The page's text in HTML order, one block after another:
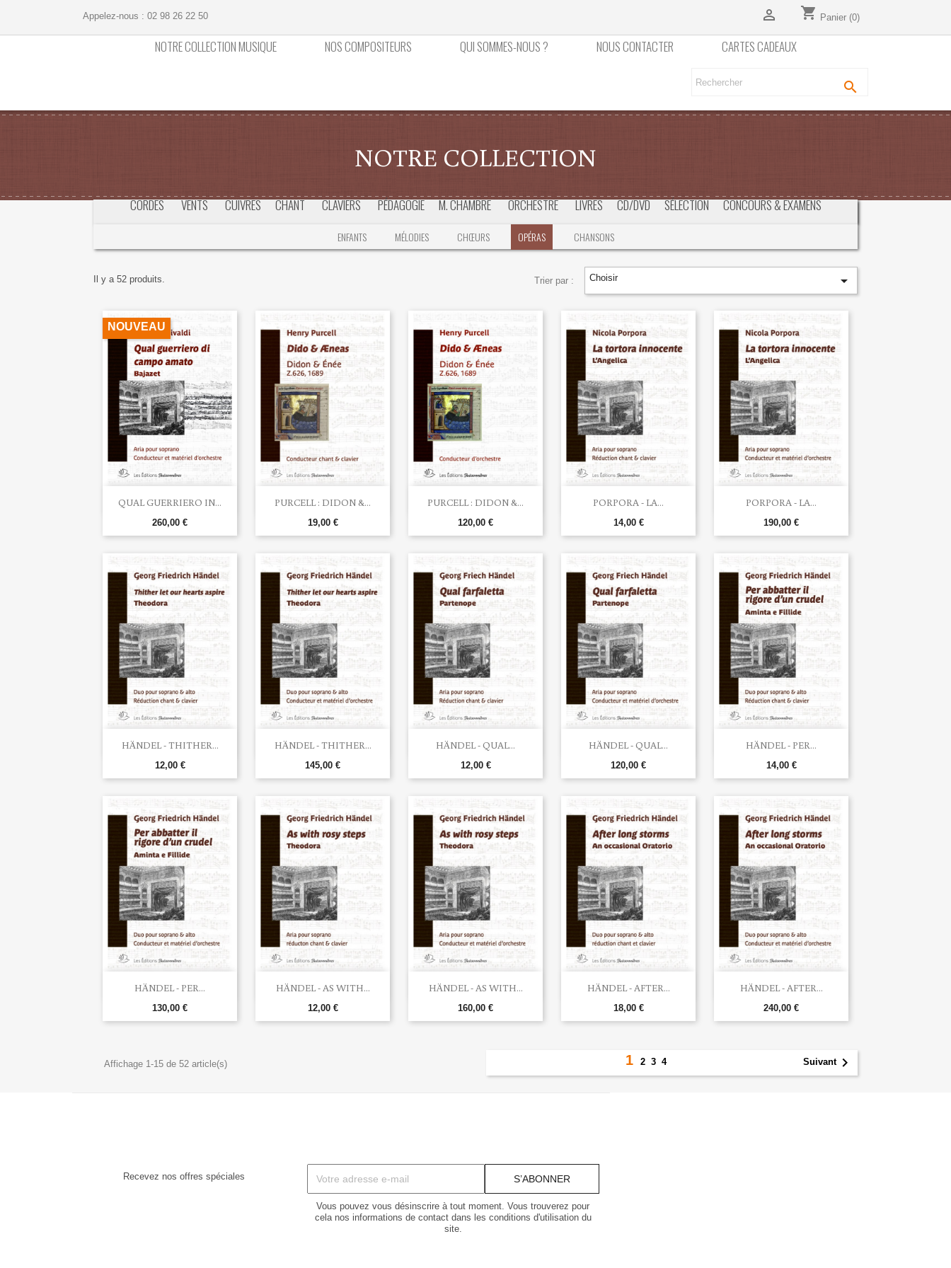
Appelez-nous : 02 98 26 22 50  shopping_cart Panier (0)
NOTRE COLLECTION MUSIQUE NOS COMPOSITEURS QUI SOMMES-NOUS ? NOUS CONTACTER CARTES CADEAUX

NOTRE COLLECTION
CORDES VENTS CUIVRES CHANT CLAVIERS PÉDAGOGIE M. CHAMBRE ORCHESTRE LIVRES CD/DVD SÉLECTION CONCOURS & EXAMENS
ENFANTS MÉLODIES CHŒURS OPÉRAS CHANSONS
Il y a 52 produits. Trier par : Choisir 
QUAL GUERRIERO IN...
260,00 €
NOUVEAU
Aperçu rapide PURCELL : DIDON &...
19,00 €
Aperçu rapide PURCELL : DIDON &...
120,00 €
Aperçu rapide PORPORA - LA...
14,00 €
Aperçu rapide PORPORA - LA...
190,00 €
Aperçu rapide
HÄNDEL - THITHER...
12,00 €
Aperçu rapide HÄNDEL - THITHER...
145,00 €
Aperçu rapide HÄNDEL - QUAL...
12,00 €
Aperçu rapide HÄNDEL - QUAL...
120,00 €
Aperçu rapide HÄNDEL - PER...
14,00 €
Aperçu rapide
HÄNDEL - PER...
130,00 €
Aperçu rapide HÄNDEL - AS WITH...
12,00 €
Aperçu rapide HÄNDEL - AS WITH...
160,00 €
Aperçu rapide HÄNDEL - AFTER...
18,00 €
Aperçu rapide HÄNDEL - AFTER...
240,00 €
Aperçu rapide
Affichage 1-15 de 52 article(s) 1 2 3 4 Suivant
Recevez nos offres spéciales
Vous pouvez vous désinscrire à tout moment. Vous trouverez pour
cela nos informations de contact dans les conditions d'utilisation du
site.